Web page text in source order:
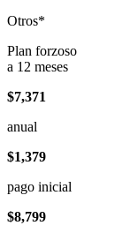
Otros*
Plan forzoso
a 12 meses
$7,371
anual
$1,379
pago inicial
$8,799